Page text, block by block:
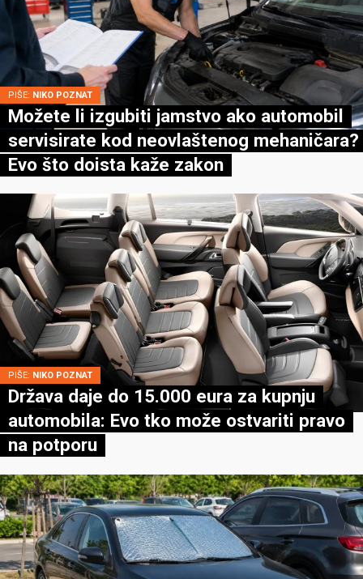
PIŠE: NIKO POZNAT
Možete li izgubiti jamstvo ako automobil
servisirate kod neovlaštenog mehaničara?
Evo što doista kaže zakon
PIŠE: NIKO POZNAT
Država daje do 15.000 eura za kupnju
automobila: Evo tko može ostvariti pravo
na potporu